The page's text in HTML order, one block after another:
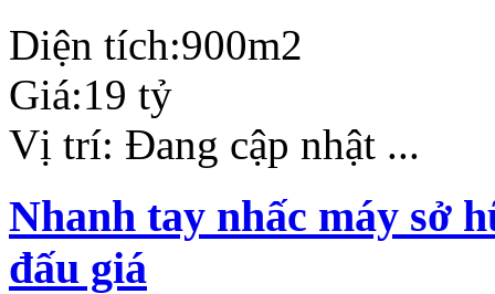
Diện tích:900m2
Giá:19 tỷ
Vị trí: Đang cập nhật ...
Nhanh tay nhấc máy sở
đấu giá